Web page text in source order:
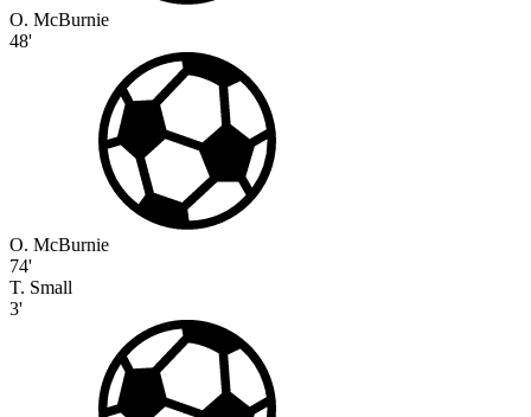
O. McBurnie
48'
O. McBurnie
74'
T. Small
3'